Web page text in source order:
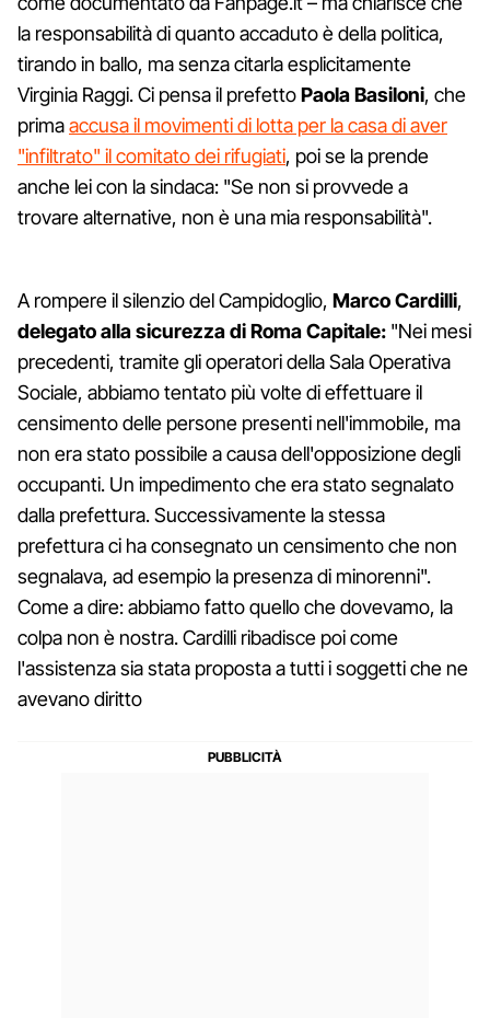
la responsabilità di quanto accaduto è della politica,
tirando in ballo, ma senza citarla esplicitamente
Virginia Raggi. Ci pensa il prefettoPaola Basiloni, che
primaaccusa il movimenti di lotta per la casa di aver
"infiltrato" il comitato dei rifugiati, poi se la prende
anche lei con la sindaca: "Se non si provvede a
trovare alternative, non è una mia responsabilità".
A rompere il silenzio del Campidoglio, Marco Cardilli,
delegato alla sicurezza di Roma Capitale: "Nei mesi
precedenti, tramite gli operatori della Sala Operativa
Sociale, abbiamo tentato più volte di effettuare il
censimento delle persone presenti nell'immobile, ma
non era stato possibile a causa dell'opposizione degli
occupanti. Un impedimento che era stato segnalato
dalla prefettura. Successivamente la stessa
prefettura ci ha consegnato un censimento che non
segnalava, ad esempio la presenza di minorenni".
Come a dire: abbiamo fatto quello che dovevamo, la
colpa non è nostra. Cardilli ribadisce poi come
l'assistenza sia stata proposta a tutti i soggetti che ne
avevano diritto